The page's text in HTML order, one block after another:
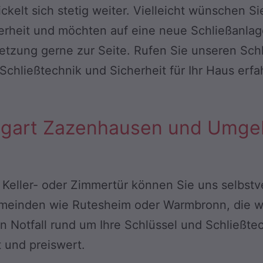
sich stetig weiter. Vielleicht wünschen
und möchten auf eine neue
gerne zur Seite. Rufen Sie unseren
und Sicherheit für Ihr Haus
Zazenhausen und
oder Zimmertür können Sie uns
wie Rutesheim oder Warmbronn, die
Notfall rund um Ihre Schlüssel und
und preiswert.